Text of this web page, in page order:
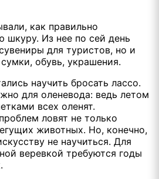
как правильно
шкуру. Из нее по сей день
для туристов, но и
обувь, украшения.
научить бросать лассо.
для оленевода: ведь летом
всех оленят.
ловят не только
животных. Но, конечно,
не научиться. Для
веревкой требуются годы